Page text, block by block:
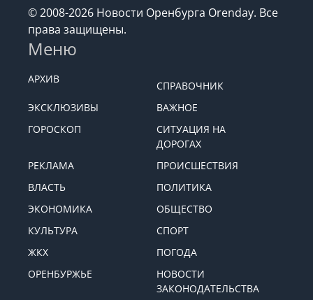
© 2008-2026 Новости Оренбурга Orenday. Все
права защищены.
Меню
АРХИВ
СПРАВОЧНИК
ЭКСКЛЮЗИВЫ
ВАЖНОЕ
ГОРОСКОП
СИТУАЦИЯ НА
ДОРОГАХ
РЕКЛАМА
ПРОИСШЕСТВИЯ
ВЛАСТЬ
ПОЛИТИКА
ЭКОНОМИКА
ОБЩЕСТВО
КУЛЬТУРА
СПОРТ
ЖКХ
ПОГОДА
ОРЕНБУРЖЬЕ
НОВОСТИ
ЗАКОНОДАТЕЛЬСТВА